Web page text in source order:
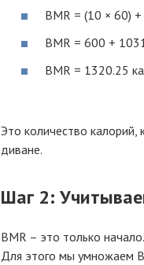
BMR = (10 × 60)
BMR = 600 +
BMR = 1320.25
Это количество
диване.
Шаг 2:
BMR – это только
Для этого мы умножаем